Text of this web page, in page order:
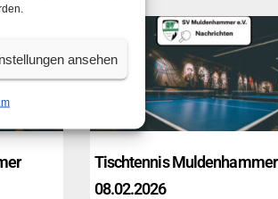
ansehen
Tischtennis Muldenhammer
08.02.2026